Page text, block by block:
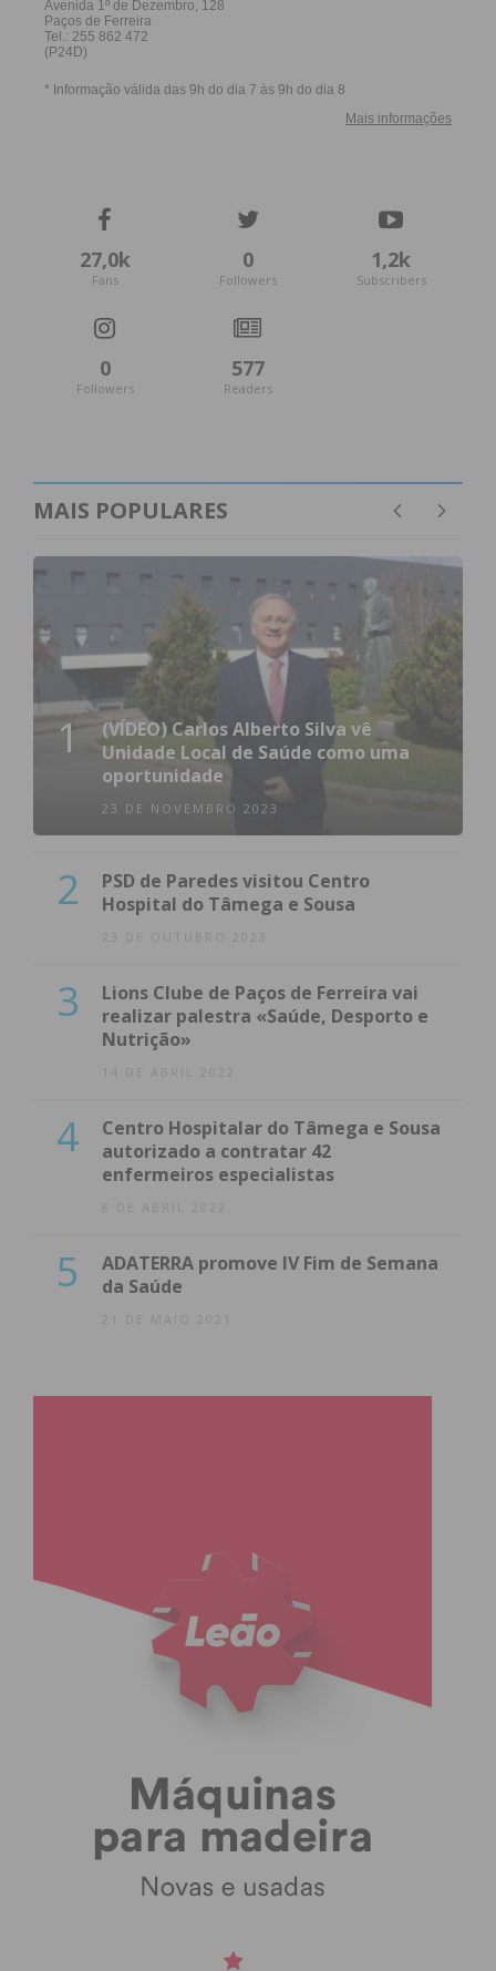
27,0k
Fans
0
Followers
1,2k
Subscribers
0
Followers
577
Readers
MAIS POPULARES
1
(VÍDEO) Carlos Alberto Silva vê
Unidade Local de Saúde como uma
oportunidade
23 DE NOVEMBRO 2023
2
PSD de Paredes visitou Centro
Hospital do Tâmega e Sousa
23 DE OUTUBRO 2023
3
Lions Clube de Paços de Ferreira vai
realizar palestra «Saúde, Desporto e
Nutrição»
14 DE ABRIL 2022
4
Centro Hospitalar do Tâmega e Sousa
autorizado a contratar 42
enfermeiros especialistas
8 DE ABRIL 2022
5
ADATERRA promove IV Fim de Semana
da Saúde
21 DE MAIO 2021